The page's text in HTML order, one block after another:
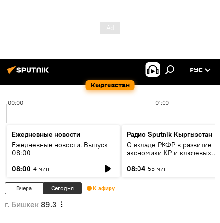
Кыргызстан
РУС
00:00 01:00
Ежедневные новости
Ежедневные новости. Выпуск
08:00
08:00 4 мин
Радио Sputnik Кыргызстан
О вкладе РКФР в развитие
экономики КР и ключевых
08:04 55 мин
Вчера Сегодня К эфиру
г. Бишкек 89.3